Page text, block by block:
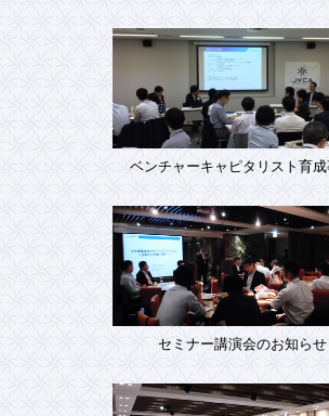
ベンチャーキャピタリスト育
セミナー講演会のお知らせ